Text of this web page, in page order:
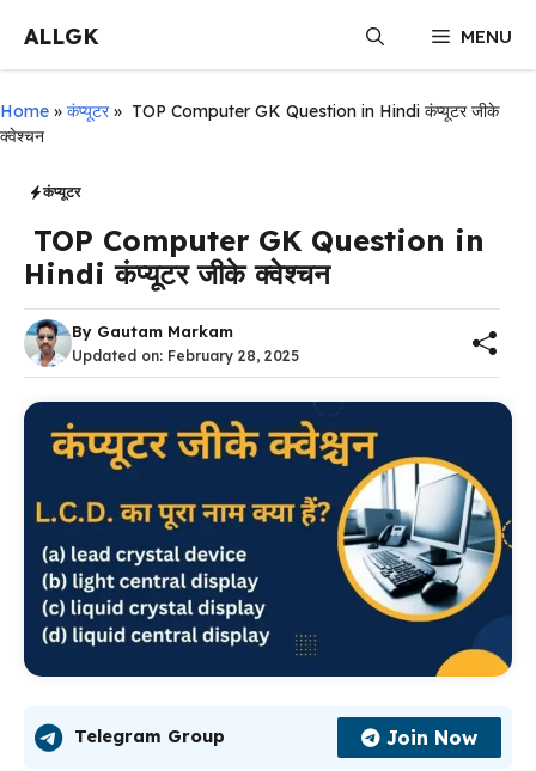
content
ALLGK MENU
Home » कंप्यूटर» TOP Computer GK Question in Hindi कंप्यूटर जीके
क्वेश्चन
कंप्यूटर
TOP Computer GK Question in
Hindi कंप्यूटर जीके क्वेश्चन
By Gautam Markam
Updated on: February 28, 2025
Telegram Group Join Now